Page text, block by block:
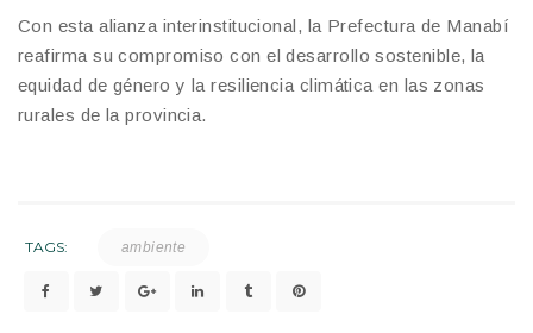
Con esta alianza interinstitucional, la Prefectura de Manabí
reafirma su compromiso con el desarrollo sostenible, la
equidad de género y la resiliencia climática en las zonas
rurales de la provincia.
TAGS: ambiente